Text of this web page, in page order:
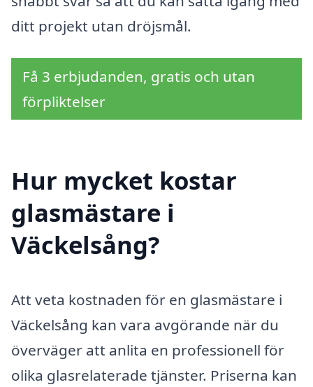
ditt projekt utan dröjsmål.
Få 3 erbjudanden, gratis och utan
förpliktelser
Hur mycket kostar
glasmästare i
Väckelsång?
Att veta kostnaden för en glasmästare i
Väckelsång kan vara avgörande när du
överväger att anlita en professionell för
olika glasrelaterade tjänster. Priserna kan